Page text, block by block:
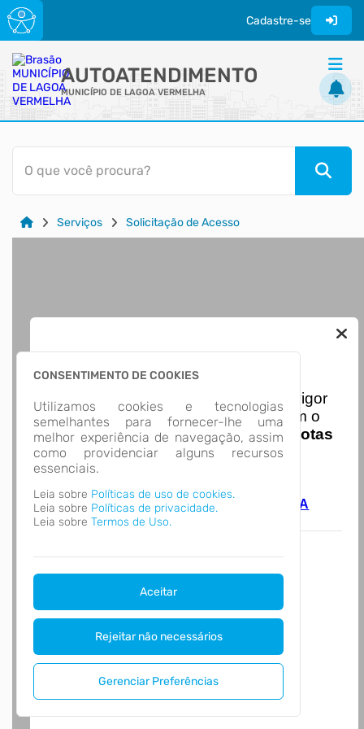
Cadastre-se
AUTOATENDIMENTO
MUNICÍPIO DE LAGOA VERMELHA
ACESSO RÁPIDO
Acessibilidade
Transparência
O que você procura?
Serviços Solicitação de Acesso
CONSENTIMENTO DE COOKIES
Utilizamos cookies e tecnologias
semelhantes para fornecer-lhe uma
melhor experiência de navegação, assim
como providenciar alguns recursos
essenciais.
Leia sobre Políticas de uso de cookies.
Leia sobre Políticas de privacidade.
Leia sobre Termos de Uso.
Aceitar
Rejeitar não necessários
Gerenciar Preferências
Nota Nacional
Iniciando em 01/01/2026
entra em vigor
a obrigatoriedade de integração com o
Ambiente de Dados Nacional das
Notas
de Serviço Eletrônicas
com isso
entraram em vigor
acesse o link abaixo e saiba mais.
Autoatendimento - MUNICIPIO DE LAGOA
VERMELHA